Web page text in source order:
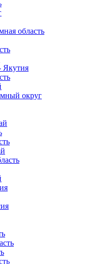
область
Якутия
округ